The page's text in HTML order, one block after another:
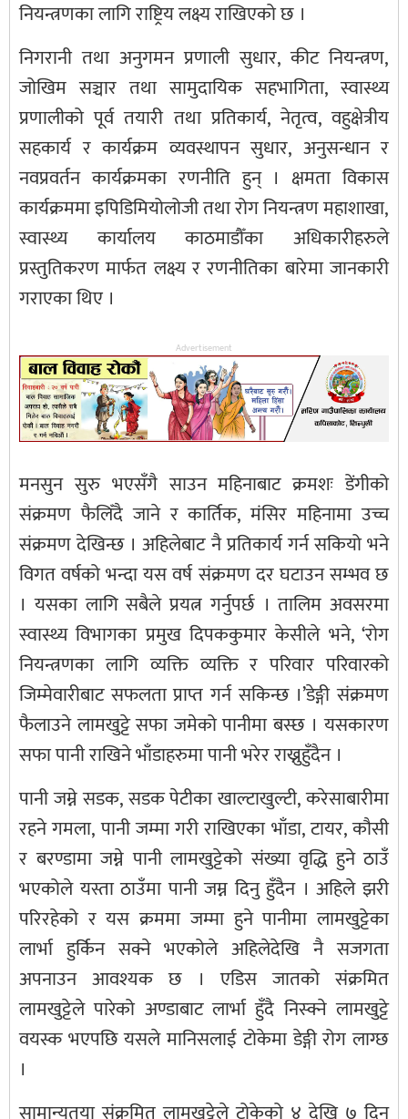
नियन्त्रणका लागि राष्ट्रिय लक्ष्य राखिएको छ ।
निगरानी तथा अनुगमन प्रणाली सुधार, कीट नियन्त्रण,
जोखिम सञ्चार तथा सामुदायिक सहभागिता, स्वास्थ्य
प्रणालीको पूर्व तयारी तथा प्रतिकार्य, नेतृत्व, वहुक्षेत्रीय
सहकार्य र कार्यक्रम व्यवस्थापन सुधार, अनुसन्धान र
नवप्रवर्तन कार्यक्रमका रणनीति हुन् । क्षमता विकास
कार्यक्रममा इपिडिमियोलोजी तथा रोग नियन्त्रण महाशाखा,
स्वास्थ्य कार्यालय काठमाडौँका अधिकारीहरुले
प्रस्तुतिकरण मार्फत लक्ष्य र रणनीतिका बारेमा जानकारी
गराएका थिए ।
Advertisement
मनसुन सुरु भएसँगै साउन महिनाबाट क्रमशः डेंगीको
संक्रमण फैलिँदै जाने र कार्तिक, मंसिर महिनामा उच्च
संक्रमण देखिन्छ । अहिलेबाट नै प्रतिकार्य गर्न सकियो भने
विगत वर्षको भन्दा यस वर्ष संक्रमण दर घटाउन सम्भव छ
। यसका लागि सबैले प्रयत्न गर्नुपर्छ । तालिम अवसरमा
स्वास्थ्य विभागका प्रमुख दिपककुमार केसीले भने, ‘रोग
नियन्त्रणका लागि व्यक्ति व्यक्ति र परिवार परिवारको
जिम्मेवारीबाट सफलता प्राप्त गर्न सकिन्छ ।’डेङ्गी संक्रमण
फैलाउने लामखुट्टे सफा जमेको पानीमा बस्छ । यसकारण
सफा पानी राखिने भाँडाहरुमा पानी भरेर राख्नुहुँदैन ।
पानी जम्ने सडक, सडक पेटीका खाल्टाखुल्टी, करेसाबारीमा
रहने गमला, पानी जम्मा गरी राखिएका भाँडा, टायर, कौसी
र बरण्डामा जम्ने पानी लामखुट्टेको संख्या वृद्धि हुने ठाउँ
भएकोले यस्ता ठाउँमा पानी जम्न दिनु हुँदैन । अहिले झरी
परिरहेको र यस क्रममा जम्मा हुने पानीमा लामखुट्टेका
लार्भा हुर्किन सक्ने भएकोले अहिलेदेखि नै सजगता
अपनाउन आवश्यक छ । एडिस जातको संक्रमित
लामखुट्टेले पारेको अण्डाबाट लार्भा हुँदै निस्क्ने लामखुट्टे
वयस्क भएपछि यसले मानिसलाई टोकेमा डेङ्गी रोग लाग्छ
।